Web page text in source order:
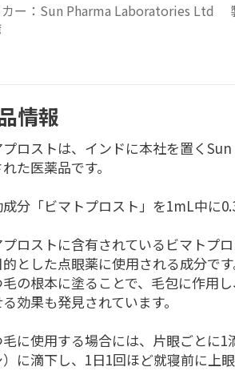
カー：Sun Pharma Laboratories Ltd
情報
プロストは、インドに本社を置く
た医薬品です。
分「ビマトプロスト」を1mL中に
プロストに含有されているビマトプ
とした点眼薬に使用される成分です
毛の根本に塗ることで、毛包に作用
効果も発見されています。
毛に使用する場合には、片眼ごとに
）に滴下し、1日1回ほど就寝前に上